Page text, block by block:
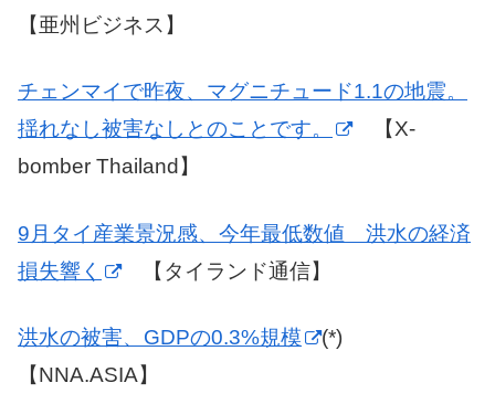
【亜州ビジネス】
チェンマイで昨夜、マグニチュード1.1の地震。
揺れなし被害なしとのことです。
【X-
bomber Thailand】
9月タイ産業景況感、今年最低数値 洪水の経済
損失響く
【タイランド通信】
洪水の被害、GDPの0.3%規模
(*)
【NNA.ASIA】